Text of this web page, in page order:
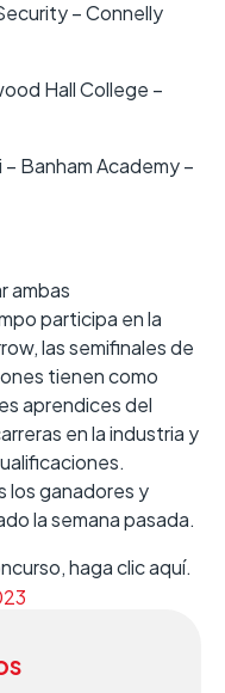
– Connelly
Hall College –
Banham Academy –
ambas
participa en la
las semifinales de
tienen como
aprendices del
en la industria y
los ganadores y
la semana pasada.
haga clic aquí.